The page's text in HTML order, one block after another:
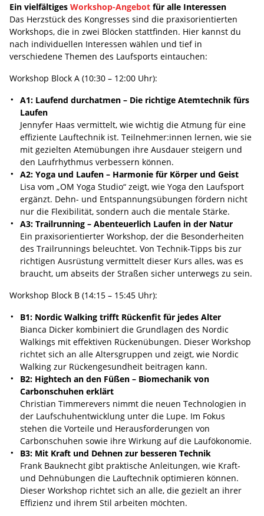
Ein vielfältiges Workshop-Angebot für alle Interessen
Das Herzstück des Kongresses sind die praxisorientierten
Workshops, die in zwei Blöcken stattfinden. Hier kannst du
nach individuellen Interessen wählen und tief in
verschiedene Themen des Laufsports eintauchen:
Workshop Block A (10:30 – 12:00 Uhr):
A1: Laufend durchatmen – Die richtige Atemtechnik fürs
Laufen
Jennyfer Haas vermittelt, wie wichtig die Atmung für eine
effiziente Lauftechnik ist. Teilnehmer:innen lernen, wie sie
mit gezielten Atemübungen ihre Ausdauer steigern und
den Laufrhythmus verbessern können.
A2: Yoga und Laufen – Harmonie für Körper und Geist
Lisa vom „OM Yoga Studio“ zeigt, wie Yoga den Laufsport
ergänzt. Dehn- und Entspannungsübungen fördern nicht
nur die Flexibilität, sondern auch die mentale Stärke.
A3: Trailrunning – Abenteuerlich Laufen in der Natur
Ein praxisorientierter Workshop, der die Besonderheiten
des Trailrunnings beleuchtet. Von Technik-Tipps bis zur
richtigen Ausrüstung vermittelt dieser Kurs alles, was es
braucht, um abseits der Straßen sicher unterwegs zu sein.
Workshop Block B (14:15 – 15:45 Uhr):
B1: Nordic Walking trifft Rückenfit für jedes Alter
Bianca Dicker kombiniert die Grundlagen des Nordic
Walkings mit effektiven Rückenübungen. Dieser Workshop
richtet sich an alle Altersgruppen und zeigt, wie Nordic
Walking zur Rückengesundheit beitragen kann.
B2: Hightech an den Füßen – Biomechanik von
Carbonschuhen erklärt
Christian Timmerevers nimmt die neuen Technologien in
der Laufschuhentwicklung unter die Lupe. Im Fokus
stehen die Vorteile und Herausforderungen von
Carbonschuhen sowie ihre Wirkung auf die Laufökonomie.
B3: Mit Kraft und Dehnen zur besseren Technik
Frank Bauknecht gibt praktische Anleitungen, wie Kraft-
und Dehnübungen die Lauftechnik optimieren können.
Dieser Workshop richtet sich an alle, die gezielt an ihrer
Effizienz und ihrem Stil arbeiten möchten.